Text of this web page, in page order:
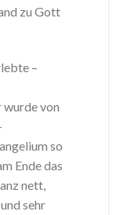
zu Gott
–
von
so
Ende das
nett,
sehr